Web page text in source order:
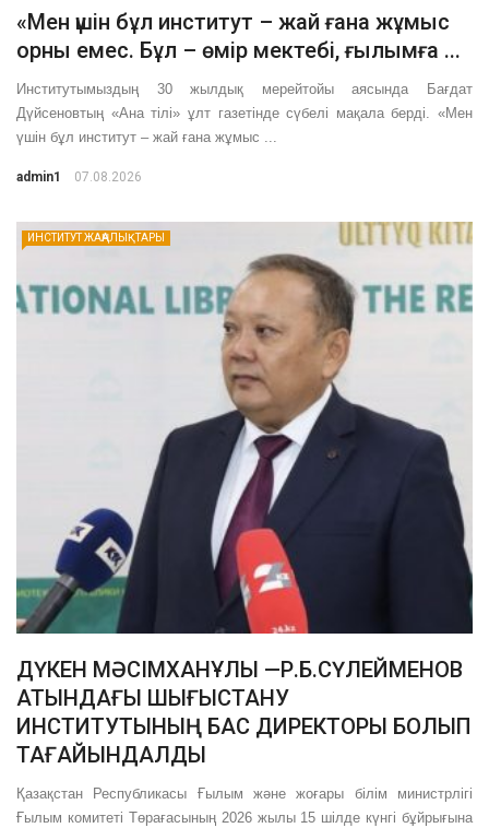
«Мен үшін бұл институт – жай ғана жұмыс
орны емес. Бұл – өмір мектебі, ғылымға ...
Институтымыздың 30 жылдық мерейтойы аясында Бағдат
Дүйсеновтың «Ана тілі» ұлт газетінде сүбелі мақала берді. «Мен
үшін бұл институт – жай ғана жұмыс ...
admin1 07.08.2026
ИНСТИТУТ ЖАҢАЛЫҚТАРЫ
ДҮКЕН МӘСІМХАНҰЛЫ —Р.Б.СҮЛЕЙМЕНОВ
АТЫНДАҒЫ ШЫҒЫСТАНУ
ИНСТИТУТЫНЫҢ БАС ДИРЕКТОРЫ БОЛЫП
ТАҒАЙЫНДАЛДЫ
Қазақстан Республикасы Ғылым және жоғары білім министрлігі
Ғылым комитеті Төрағасының 2026 жылы 15 шілде күнгі бұйрығына